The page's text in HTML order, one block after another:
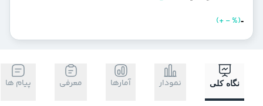
-
(+-%)
نگاه کلی نمودار آمارها معرفی پیام ها